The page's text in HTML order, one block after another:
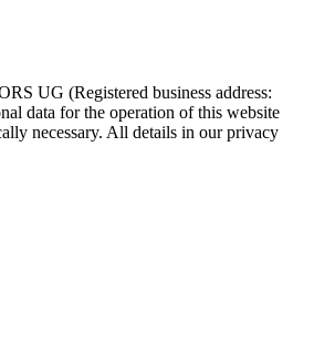
UG (Registered business address:
data for the operation of this website
necessary. All details in our privacy